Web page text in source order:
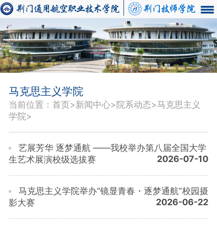
马克思主义学院
当前位置：首页>新闻中心>院系动态>马克思主义
学院>
艺展芳华 逐梦通航 ——我校举办第八届全国大学
生艺术展演校级选拔赛
2026-07-10
马克思主义学院举办“镜显青春・逐梦通航”校园摄
影大赛
2026-06-22